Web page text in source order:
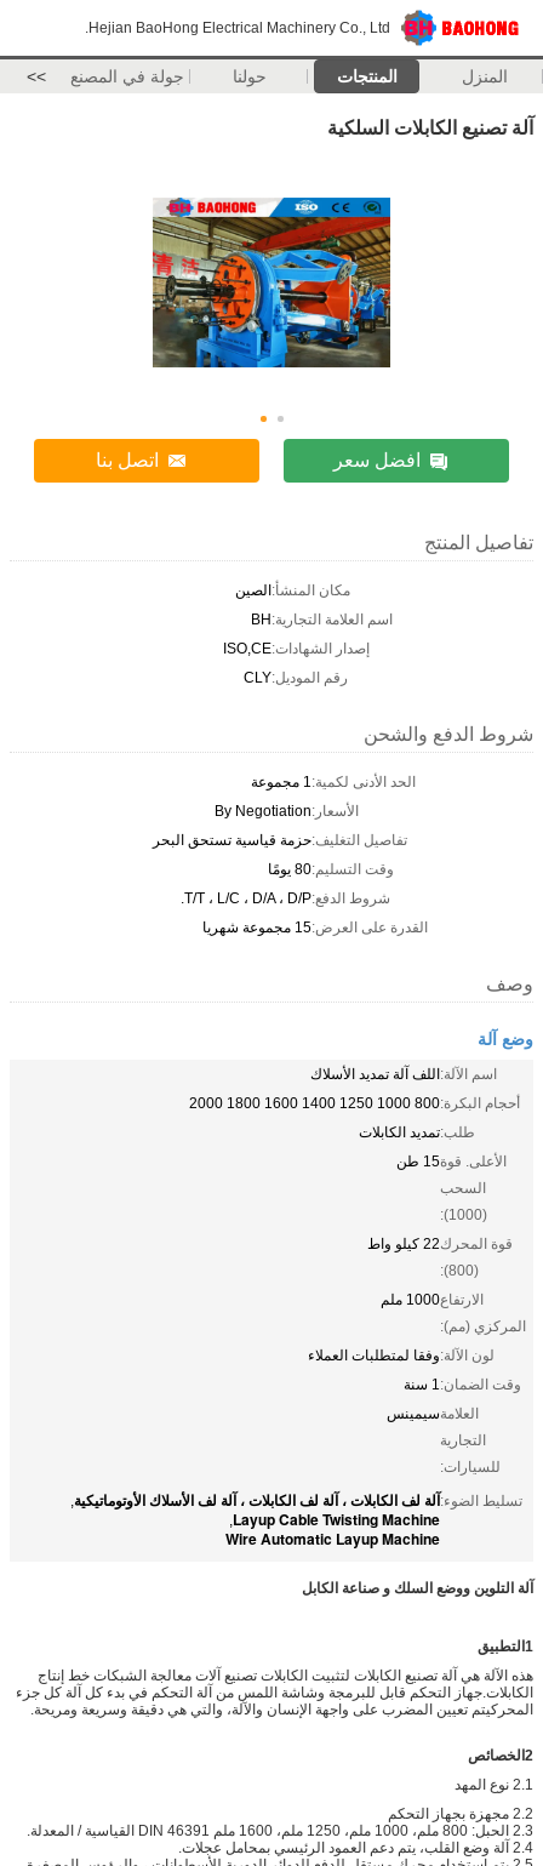
Hejian BaoHong Electrical Machinery Co., Ltd.
المنزل المنتجات حولنا جولة في المصنع >>
آلة تصنيع الكابلات السلكية
افضل سعر اتصل بنا
تفاصيل المنتج
مكان المنشأ:الصين
اسم العلامة التجارية:BH
إصدار الشهادات:ISO,CE
رقم الموديل:CLY
شروط الدفع والشحن
الحد الأدنى لكمية:1 مجموعة
الأسعار:By Negotiation
تفاصيل التغليف:حزمة قياسية تستحق البحر
وقت التسليم:80 يومًا
شروط الدفع:T/T ، L/C ، D/A ، D/P.
القدرة على العرض:15 مجموعة شهريا
وصف
وضع آلة
اسم الآلة:اللف آلة تمديد الأسلاك
أحجام البكرة:800 1000 1250 1400 1600 1800 2000
طلب:تمديد الكابلات
الأعلى. قوة
السحب
(1000):
15 طن
قوة المحرك
(800):
22 كيلو واط
الارتفاع
المركزي (مم):
1000 ملم
لون الآلة:وفقا لمتطلبات العملاء
وقت الضمان:1 سنة
العلامة
التجارية
للسيارات:
سيمينس
تسليط الضوء:آلة لف الكابلات ، آلة لف الكابلات ، آلة لف الأسلاك الأوتوماتيكية,
Layup Cable Twisting Machine
,
Wire Automatic Layup Machine
آلة التلوين ووضع السلك و صناعة الكابل
1التطبيق
هذه الآلة هي آلة تصنيع الكابلات لتثبيت الكابلات تصنيع آلات معالجة الشبكات خط إنتاج
الكابلات.جهاز التحكم قابل للبرمجة وشاشة اللمس من آلة التحكم في بدء كل آلة كل جزء
المحركيتم تعيين المضرب على واجهة الإنسان والآلة، والتي هي دقيقة وسريعة ومريحة.
2الخصائص
2.1 نوع المهد
2.2 مجهزة بجهاز التحكم
2.3 الحبل: 800 ملم، 1000 ملم، 1250 ملم، 1600 ملم DIN 46391 القياسية / المعدلة.
2.4 آلة وضع القلب، يتم دعم العمود الرئيسي بمحامل عجلات.